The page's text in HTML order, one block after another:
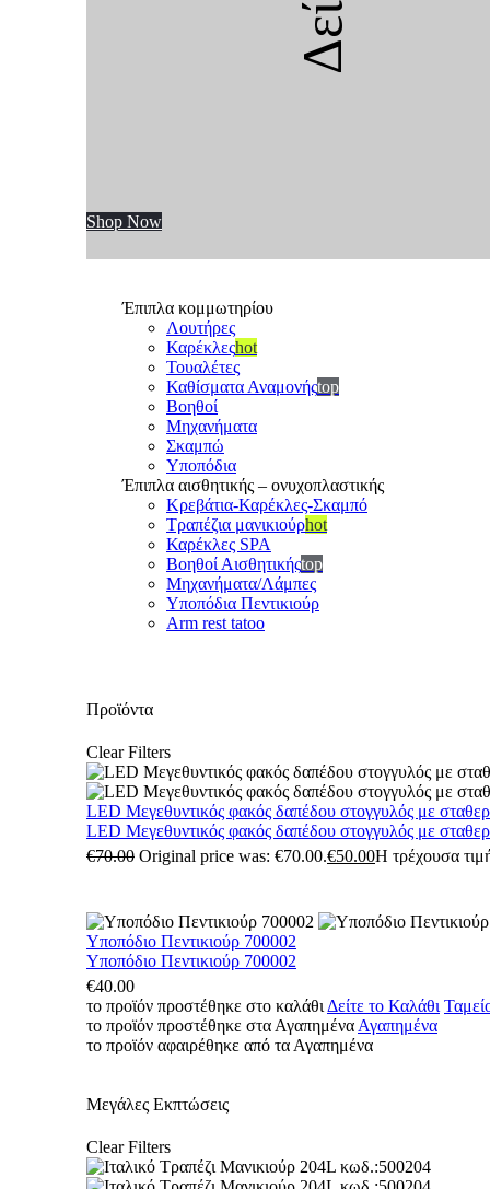
Shop Now
Έπιπλα κομμωτηρίου
Λουτήρες
Καρέκλεςhot
Τουαλέτες
Καθίσματα Αναμονήςtop
Βοηθοί
Μηχανήματα
Σκαμπώ
Υποπόδια
Έπιπλα αισθητικής – ονυχοπλαστικής
Κρεβάτια-Καρέκλες-Σκαμπό
Τραπέζια μανικιούρhot
Καρέκλες SPA
Βοηθοί Αισθητικήςtop
Μηχανήματα/Λάμπες
Υποπόδια Πεντικιούρ
Arm rest tatoo
Προϊόντα
Clear Filters
LED Μεγεθυντικός φακός δαπέδου στογγυλός με
LED Μεγεθυντικός φακός δαπέδου στογγυλός με
€70.00 Original price was: €70.00.€50.00Η τρέχουσα
Υποπόδιο Πεντικιούρ 700002
Υποπόδιο Πεντικιούρ 700002
€40.00
το προϊόν προστέθηκε στο καλάθι Δείτε το Καλάθι
το προϊόν προστέθηκε στα Αγαπημένα Αγαπημένα
το προϊόν αφαιρέθηκε από τα Αγαπημένα
Μεγάλες Εκπτώσεις
Clear Filters